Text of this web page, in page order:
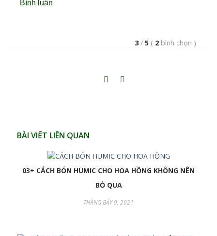
Bình luận
3 / 5 ( 2 bình chọn )
BÀI VIẾT LIÊN QUAN
03+ CÁCH BÓN HUMIC CHO HOA HỒNG KHÔNG NÊN
BỎ QUA
THÁNG BẢY 9, 2021